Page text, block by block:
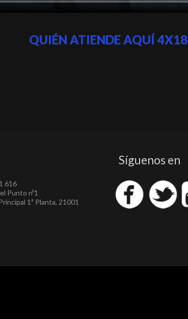
QUIÉN ATIENDE AQUÍ 4X18
616
Punto nº1
1ª Planta, 21001
Síguenos en